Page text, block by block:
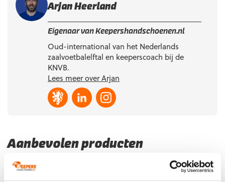
Arjan Heerland
Eigenaar van Keepershandschoenen.nl
Oud-international van het Nederlands
zaalvoetbalelftal en keeperscoach bij de
KNVB.
Lees meer over Arjan
Aanbevolen producten